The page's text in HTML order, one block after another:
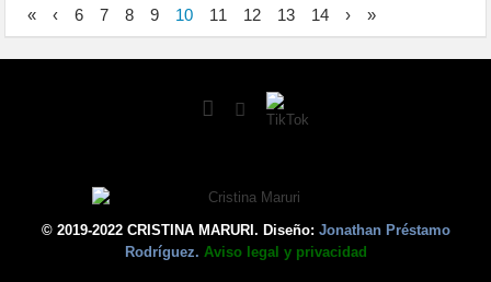
« ‹ 6 7 8 9 10 11 12 13 14 › »
© 2019-2022 CRISTINA MARURI. Diseño: Jonathan Préstamo
Rodríguez. Aviso legal y privacidad